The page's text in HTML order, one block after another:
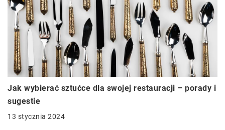
Jak wybierać sztućce dla swojej restauracji – porady i
sugestie
13 stycznia 2024